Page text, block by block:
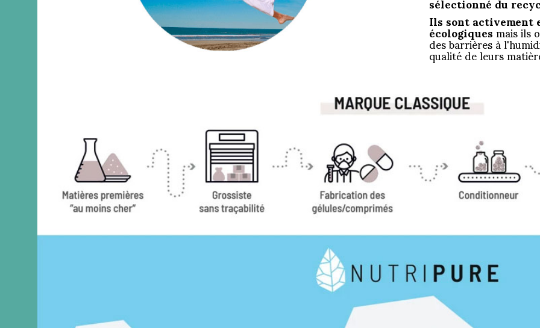
Ils sont activement
écologiquesmais ils
des barrières à
qualité de leurs